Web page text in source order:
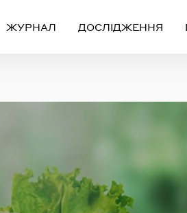
ЖУРНАЛ ДОСЛІДЖЕННЯ
GOOGLE